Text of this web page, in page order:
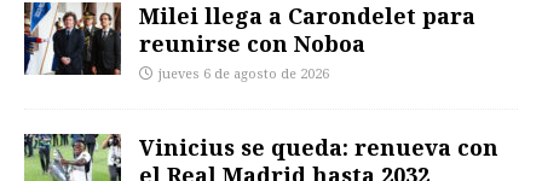
Milei llega a Carondelet para
reunirse con Noboa
jueves 6 de agosto de 2026
Vinicius se queda: renueva con
el Real Madrid hasta 2032